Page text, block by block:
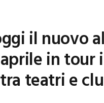
il nuovo
in
teatri e